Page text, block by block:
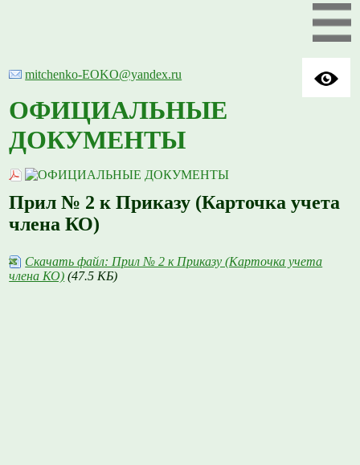
mitchenko-EOKO@yandex.ru
ОФИЦИАЛЬНЫЕ
ДОКУМЕНТЫ
Прил № 2 к Приказу (Карточка учета
члена КО)
Скачать файл: Прил № 2 к Приказу (Карточка учета
члена КО) (47.5 КБ)